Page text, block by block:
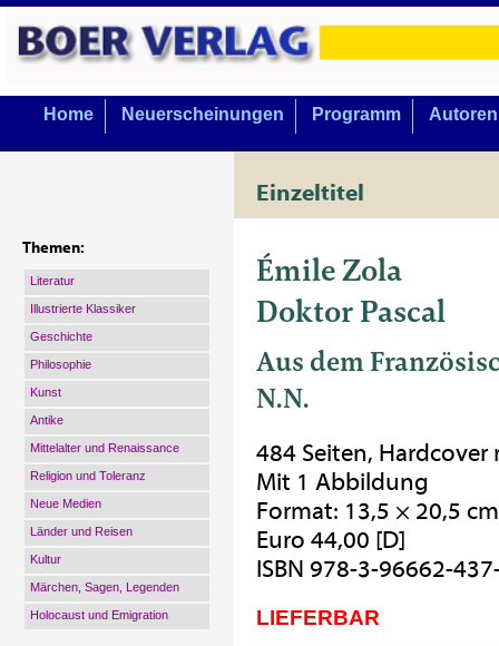
Home Neuerscheinungen Programm Autoren
Einzeltitel
Themen:
Literatur
Illustrierte Klassiker
Geschichte
Philosophie
Kunst
Antike
Mittelalter und Renaissance
Religion und Toleranz
Neue Medien
Länder und Reisen
Kultur
Märchen, Sagen, Legenden
Holocaust und Emigration
Émile Zola
Doktor Pascal
Aus dem
N.N.
484 Seiten,
Mit 1 Abbildung
Format: 13,5 × 20,5 cm
Euro 44,00 [D]
ISBN 978-3-96662-
LIEFERBAR